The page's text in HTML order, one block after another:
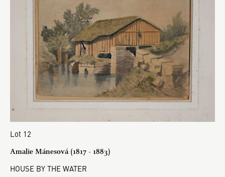
Lot 12
Amalie Mánesová (1817 - 1883)
HOUSE BY THE WATER